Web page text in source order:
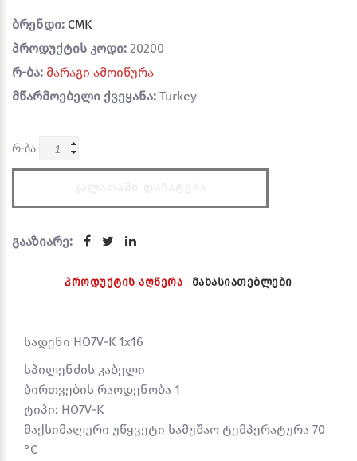
ბრენდი: CMK
პროდუქტის კოდი: 20200
რ-ბა: მარაგი ამოიწურა
მწარმოებელი ქვეყანა: Turkey
რ-ბა
გააზიარე:
პროდუქტის აღწერა მახასიათებლები
სადენი HO7V-K 1x16
სპილენძის კაბელი
ბირთვების რაოდენობა 1
ტიპი: HO7V-K
მაქსიმალური უწყვეტი სამუშაო ტემპერატურა 70
°C